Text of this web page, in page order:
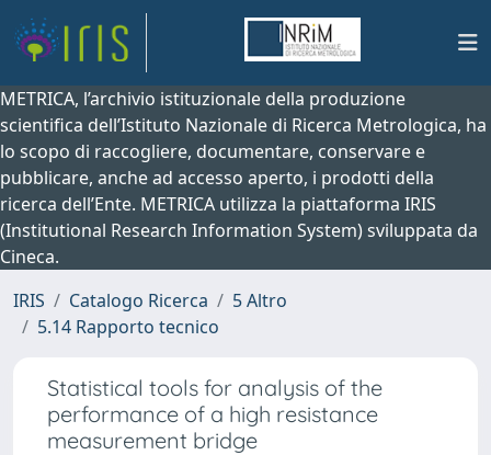
METRICA, l’archivio istituzionale della produzione
scientifica dell’Istituto Nazionale di Ricerca Metrologica, ha
lo scopo di raccogliere, documentare, conservare e
pubblicare, anche ad accesso aperto, i prodotti della
ricerca dell’Ente. METRICA utilizza la piattaforma IRIS
(Institutional Research Information System) sviluppata da
Cineca.
IRIS
Catalogo Ricerca
5 Altro
5.14 Rapporto tecnico
Statistical tools for analysis of the
performance of a high resistance
measurement bridge